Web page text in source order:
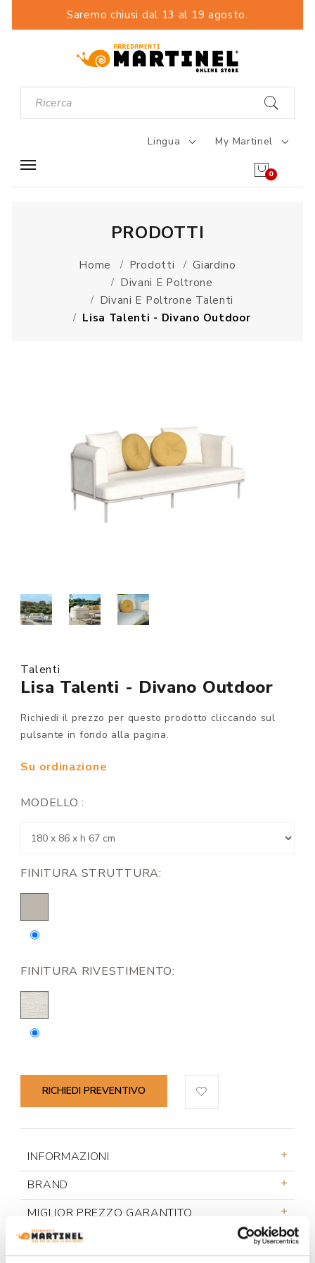
Saremo chiusi dal 13 al 19 agosto.
Lingua My Martinel
0
PRODOTTI
Home Prodotti
Giardino
Divani E Poltrone
Divani E Poltrone Talenti
Lisa Talenti - Divano Outdoor
Talenti
Lisa Talenti - Divano Outdoor
Richiedi il prezzo per questo prodotto cliccando sul
pulsante in fondo alla pagina.
Su ordinazione
MODELLO :
FINITURA STRUTTURA:
FINITURA RIVESTIMENTO:
RICHIEDI PREVENTIVO
INFORMAZIONI
BRAND
MIGLIOR PREZZO GARANTITO